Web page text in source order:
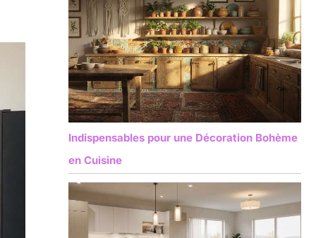
Indispensables pour une Décoration Bohème
en Cuisine